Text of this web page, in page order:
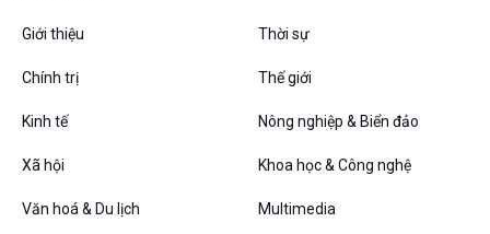
VOV1 đặc biệt
Chân dung cuộc sống
Giới thiệu Thời sự
Chính trị Thế giới
Kinh tế Nông nghiệp & Biển đảo
Xã hội Khoa học & Công nghệ
Văn hoá & Du lịch Multimedia